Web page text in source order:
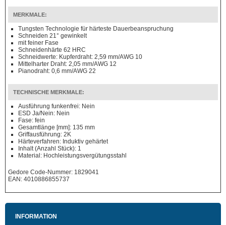
MERKMALE:
Tungsten Technologie für härteste Dauerbeanspruchung
Schneiden 21° gewinkelt
mit feiner Fase
Schneidenhärte 62 HRC
Schneidwerte: Kupferdraht: 2,59 mm/AWG 10
Mittelharter Draht: 2,05 mm/AWG 12
Pianodraht: 0,6 mm/AWG 22
TECHNISCHE MERKMALE:
Ausführung funkenfrei: Nein
ESD Ja/Nein: Nein
Fase: fein
Gesamtlänge [mm]: 135 mm
Griffausführung: 2K
Härteverfahren: Induktiv gehärtet
Inhalt (Anzahl Stück): 1
Material: Hochleistungsvergütungsstahl
Gedore Code-Nummer: 1829041
EAN: 4010886855737
INFORMATION